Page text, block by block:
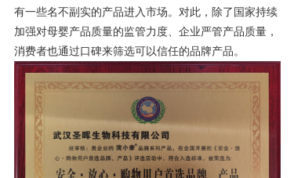
有一些名不副实的产品进入市场。对此，除了国家持续
加强对母婴产品质量的监管力度、企业严管产品质量，
消费者也通过口碑来筛选可以信任的品牌产品。